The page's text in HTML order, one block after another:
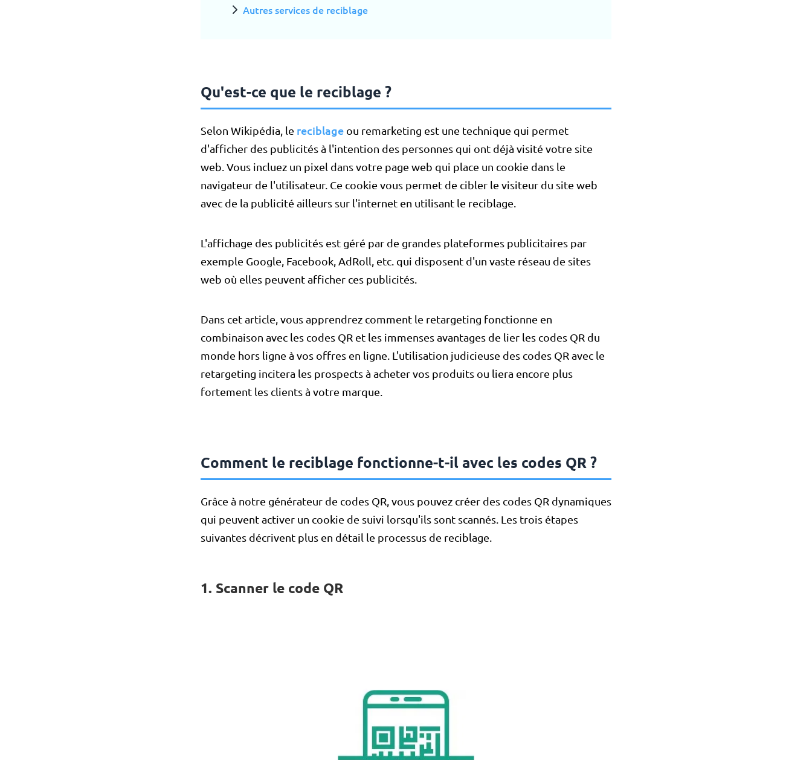
Autres services de reciblage
Qu'est-ce que le reciblage ?
Selon Wikipédia, le reciblage ou remarketing est une technique qui permet
d'afficher des publicités à l'intention des personnes qui ont déjà visité votre site
web. Vous incluez un pixel dans votre page web qui place un cookie dans le
navigateur de l'utilisateur. Ce cookie vous permet de cibler le visiteur du site web
avec de la publicité ailleurs sur l'internet en utilisant le reciblage.
L'affichage des publicités est géré par de grandes plateformes publicitaires par
exemple Google, Facebook, AdRoll, etc. qui disposent d'un vaste réseau de sites
web où elles peuvent afficher ces publicités.
Dans cet article, vous apprendrez comment le retargeting fonctionne en
combinaison avec les codes QR et les immenses avantages de lier les codes QR du
monde hors ligne à vos offres en ligne. L'utilisation judicieuse des codes QR avec le
retargeting incitera les prospects à acheter vos produits ou liera encore plus
fortement les clients à votre marque.
Comment le reciblage fonctionne-t-il avec les codes QR ?
Grâce à notre générateur de codes QR, vous pouvez créer des codes QR dynamiques
qui peuvent activer un cookie de suivi lorsqu'ils sont scannés. Les trois étapes
suivantes décrivent plus en détail le processus de reciblage.
1. Scanner le code QR